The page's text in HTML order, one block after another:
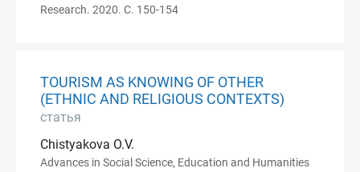
Research. 2020. С. 150-154
TOURISM AS KNOWING OF OTHER
(ETHNIC AND RELIGIOUS CONTEXTS)
статья
Chistyakova O.V.
Advances in Social Science, Education and Humanities